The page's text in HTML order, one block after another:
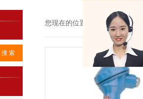
您现在的位置： 首页 > 产品中心